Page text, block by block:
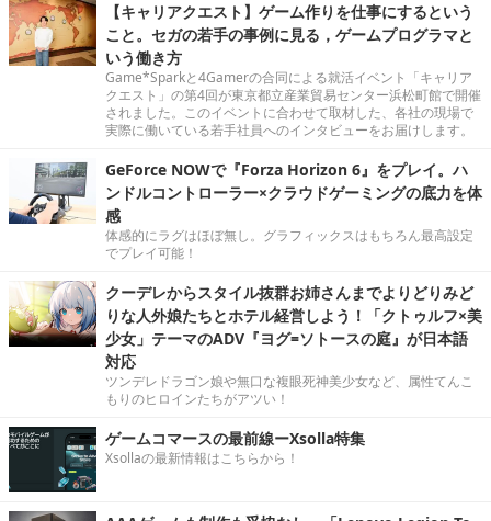
【キャリアクエスト】ゲーム作りを仕事にするという
こと。セガの若手の事例に見る，ゲームプログラマと
いう働き方
Game*Sparkと4Gamerの合同による就活イベント「キャリア
クエスト」の第4回が東京都立産業貿易センター浜松町館で開催
されました。このイベントに合わせて取材した、各社の現場で
実際に働いている若手社員へのインタビューをお届けします。
GeForce NOWで『Forza Horizon 6』をプレイ。ハ
ンドルコントローラー×クラウドゲーミングの底力を体
感
体感的にラグはほぼ無し。グラフィックスはもちろん最高設定
でプレイ可能！
クーデレからスタイル抜群お姉さんまでよりどりみど
りな人外娘たちとホテル経営しよう！「クトゥルフ×美
少女」テーマのADV『ヨグ=ソトースの庭』が日本語
対応
ツンデレドラゴン娘や無口な複眼死神美少女など、属性てんこ
もりのヒロインたちがアツい！
ゲームコマースの最前線ーXsolla特集
Xsollaの最新情報はこちらから！